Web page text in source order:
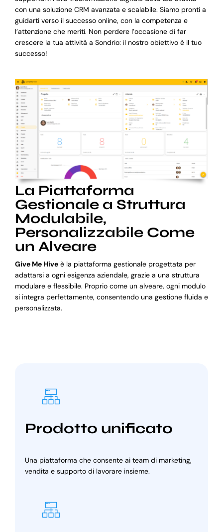
con una soluzione CRM avanzata e scalabile. Siamo pronti a
guidarti verso il successo online, con la competenza e
l’attenzione che meriti. Non perdere l’occasione di far
crescere la tua attività a Sondrio: il nostro obiettivo è il tuo
successo!
La Piattaforma
Gestionale a Struttura
Modulabile,
Personalizzabile Come
un Alveare
Give Me Hiveè la piattaforma gestionale progettata per
adattarsi a ogni esigenza aziendale, grazie a una struttura
modulare e flessibile. Proprio come un alveare, ogni modulo
si integra perfettamente, consentendo una gestione fluida e
personalizzata.
Prodotto unificato
Una piattaforma che consente ai team di marketing,
vendita e supporto di lavorare insieme.